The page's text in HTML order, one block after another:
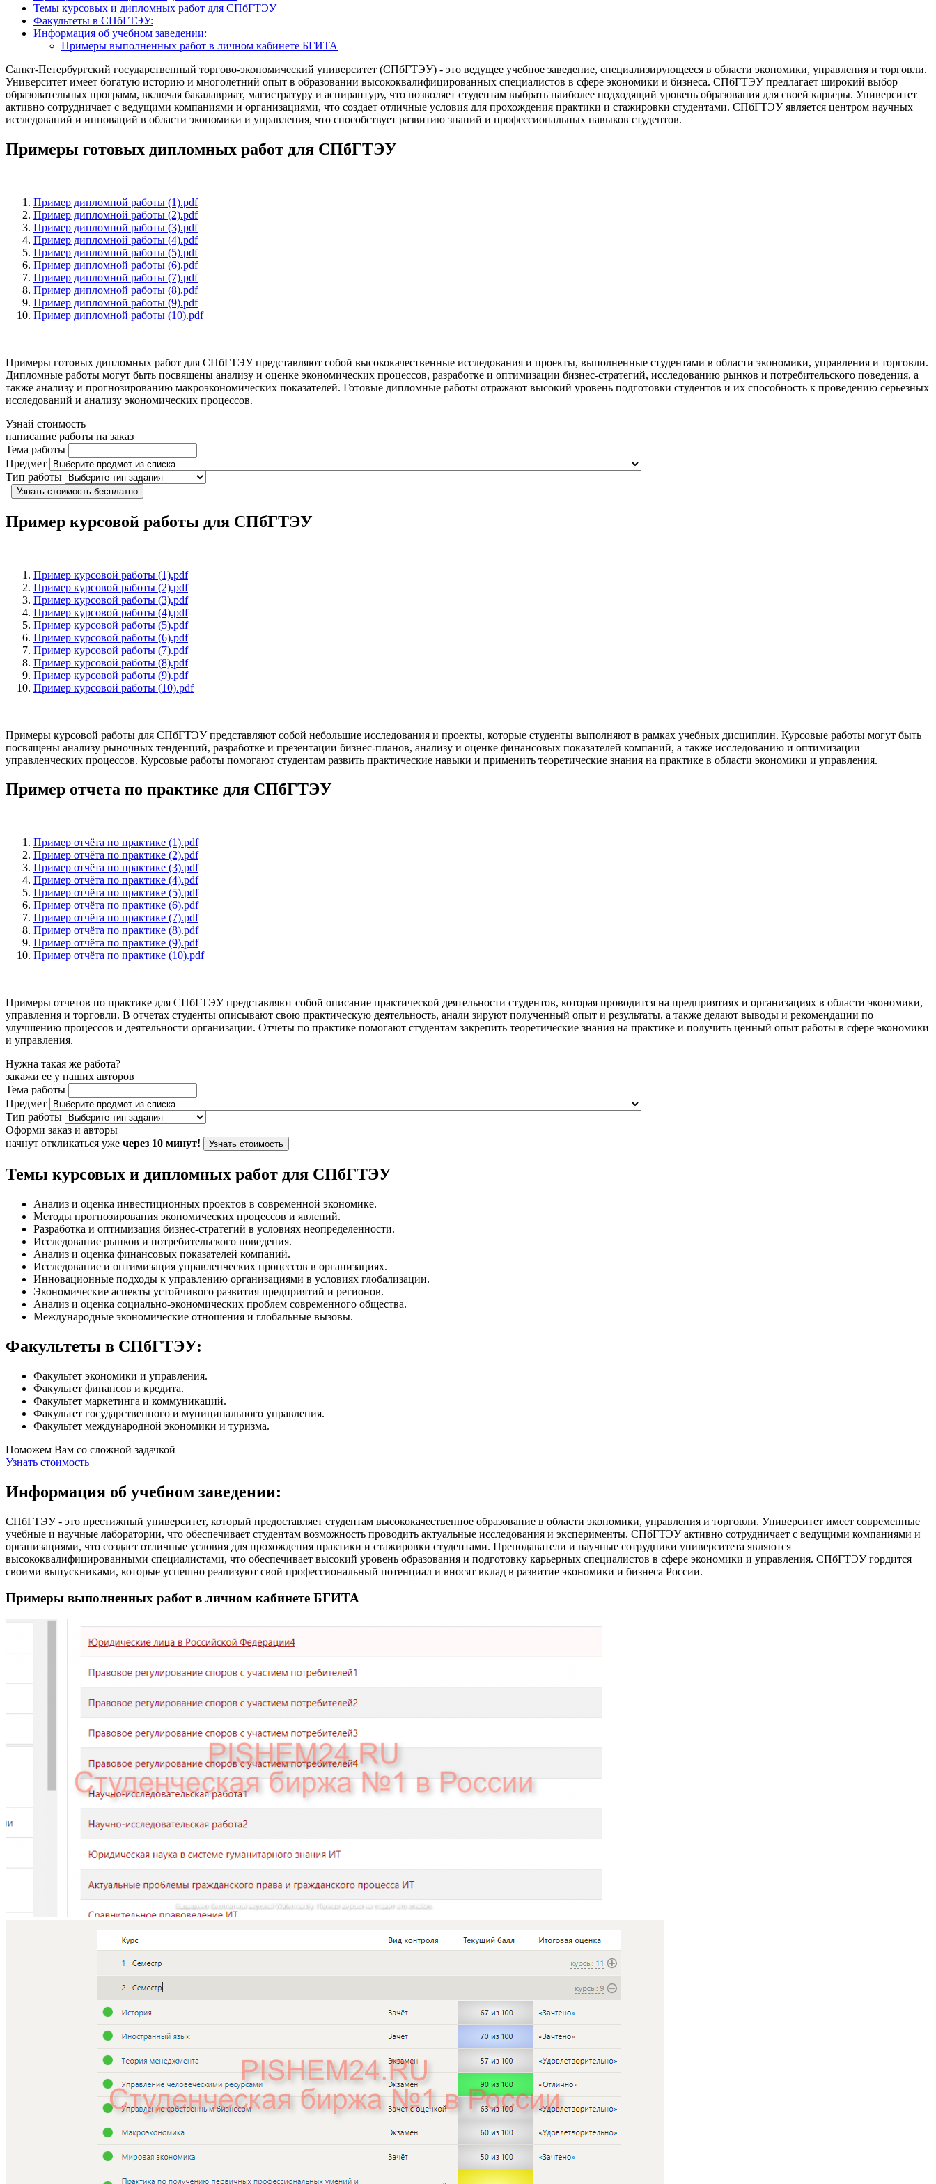
Темы курсовых и дипломных работ для СПбГТЭУ
Факультеты в СПбГТЭУ:
Информация об учебном заведении:
Примеры выполненных работ в личном кабинете БГИТА
Санкт-Петербургский государственный торгово-экономический университет (СПбГТЭУ) - это ведущее учебное заведение, специализирующееся в области экономики, управления и торговли.
Университет имеет богатую историю и многолетний опыт в образовании высококвалифицированных специалистов в сфере экономики и бизнеса. СПбГТЭУ предлагает широкий выбор
образовательных программ, включая бакалавриат, магистратуру и аспирантуру, что позволяет студентам выбрать наиболее подходящий уровень образования для своей карьеры. Университет
активно сотрудничает с ведущими компаниями и организациями, что создает отличные условия для прохождения практики и стажировки студентами. СПбГТЭУ является центром научных
исследований и инноваций в области экономики и управления, что способствует развитию знаний и профессиональных навыков студентов.
Примеры готовых дипломных работ для СПбГТЭУ
Пример дипломной работы (1).pdf
Пример дипломной работы (2).pdf
Пример дипломной работы (3).pdf
Пример дипломной работы (4).pdf
Пример дипломной работы (5).pdf
Пример дипломной работы (6).pdf
Пример дипломной работы (7).pdf
Пример дипломной работы (8).pdf
Пример дипломной работы (9).pdf
Пример дипломной работы (10).pdf
Примеры готовых дипломных работ для СПбГТЭУ представляют собой высококачественные исследования и проекты, выполненные студентами в области экономики, управления и торговли.
Дипломные работы могут быть посвящены анализу и оценке экономических процессов, разработке и оптимизации бизнес-стратегий, исследованию рынков и потребительского поведения, а
также анализу и прогнозированию макроэкономических показателей. Готовые дипломные работы отражают высокий уровень подготовки студентов и их способность к проведению серьезных
исследований и анализу экономических процессов.
Узнай стоимость
написание работы на заказ
Тема работы
Предмет
Тип работы
Узнать стоимость бесплатно
Пример курсовой работы для СПбГТЭУ
Пример курсовой работы (1).pdf
Пример курсовой работы (2).pdf
Пример курсовой работы (3).pdf
Пример курсовой работы (4).pdf
Пример курсовой работы (5).pdf
Пример курсовой работы (6).pdf
Пример курсовой работы (7).pdf
Пример курсовой работы (8).pdf
Пример курсовой работы (9).pdf
Пример курсовой работы (10).pdf
Примеры курсовой работы для СПбГТЭУ представляют собой небольшие исследования и проекты, которые студенты выполняют в рамках учебных дисциплин. Курсовые работы могут быть
посвящены анализу рыночных тенденций, разработке и презентации бизнес-планов, анализу и оценке финансовых показателей компаний, а также исследованию и оптимизации
управленческих процессов. Курсовые работы помогают студентам развить практические навыки и применить теоретические знания на практике в области экономики и управления.
Пример отчета по практике для СПбГТЭУ
Пример отчёта по практике (1).pdf
Пример отчёта по практике (2).pdf
Пример отчёта по практике (3).pdf
Пример отчёта по практике (4).pdf
Пример отчёта по практике (5).pdf
Пример отчёта по практике (6).pdf
Пример отчёта по практике (7).pdf
Пример отчёта по практике (8).pdf
Пример отчёта по практике (9).pdf
Пример отчёта по практике (10).pdf
Примеры отчетов по практике для СПбГТЭУ представляют собой описание практической деятельности студентов, которая проводится на предприятиях и организациях в области экономики,
управления и торговли. В отчетах студенты описывают свою практическую деятельность, анали зируют полученный опыт и результаты, а также делают выводы и рекомендации по
улучшению процессов и деятельности организации. Отчеты по практике помогают студентам закрепить теоретические знания на практике и получить ценный опыт работы в сфере экономики
и управления.
Нужна такая же работа?
закажи ее у наших авторов
Тема работы
Предмет
Тип работы
Оформи заказ и авторы
начнут откликаться уже через 10 минут! Узнать стоимость
Темы курсовых и дипломных работ для СПбГТЭУ
Анализ и оценка инвестиционных проектов в современной экономике.
Методы прогнозирования экономических процессов и явлений.
Разработка и оптимизация бизнес-стратегий в условиях неопределенности.
Исследование рынков и потребительского поведения.
Анализ и оценка финансовых показателей компаний.
Исследование и оптимизация управленческих процессов в организациях.
Инновационные подходы к управлению организациями в условиях глобализации.
Экономические аспекты устойчивого развития предприятий и регионов.
Анализ и оценка социально-экономических проблем современного общества.
Международные экономические отношения и глобальные вызовы.
Факультеты в СПбГТЭУ:
Факультет экономики и управления.
Факультет финансов и кредита.
Факультет маркетинга и коммуникаций.
Факультет государственного и муниципального управления.
Факультет международной экономики и туризма.
Поможем Вам со сложной задачкой
Узнать стоимость
Информация об учебном заведении:
СПбГТЭУ - это престижный университет, который предоставляет студентам высококачественное образование в области экономики, управления и торговли. Университет имеет современные
учебные и научные лаборатории, что обеспечивает студентам возможность проводить актуальные исследования и эксперименты. СПбГТЭУ активно сотрудничает с ведущими компаниями и
организациями, что создает отличные условия для прохождения практики и стажировки студентами. Преподаватели и научные сотрудники университета являются
высококвалифицированными специалистами, что обеспечивает высокий уровень образования и подготовку карьерных специалистов в сфере экономики и управления. СПбГТЭУ гордится
своими выпускниками, которые успешно реализуют свой профессиональный потенциал и вносят вклад в развитие экономики и бизнеса России.
Примеры выполненных работ в личном кабинете БГИТА